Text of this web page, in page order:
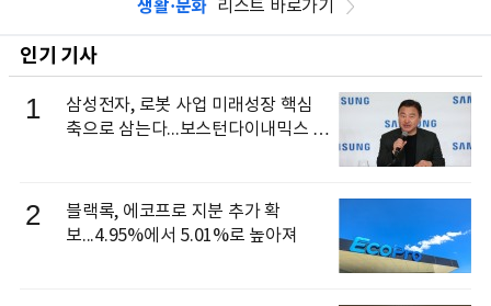
생활·문화 리스트 바로가기
인기 기사
1
삼성전자, 로봇 사업 미래성장 핵심
축으로 삼는다...보스턴다이내믹스 출
2
블랙록, 에코프로 지분 추가 확
보...4.95%에서 5.01%로 높아져